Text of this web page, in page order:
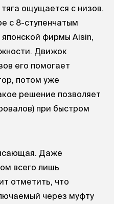
ощущается с низов.
с 8-ступенчатым
фирмы Aisin,
Движок
его помогает
потом уже
решение позволяет
при быстром
Даже
всего лишь
отметить, что
через муфту